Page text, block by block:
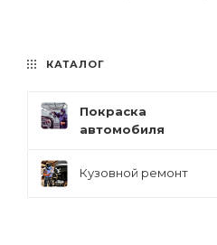
КАТАЛОГ
Покраска
автомобиля
Кузовной ремонт